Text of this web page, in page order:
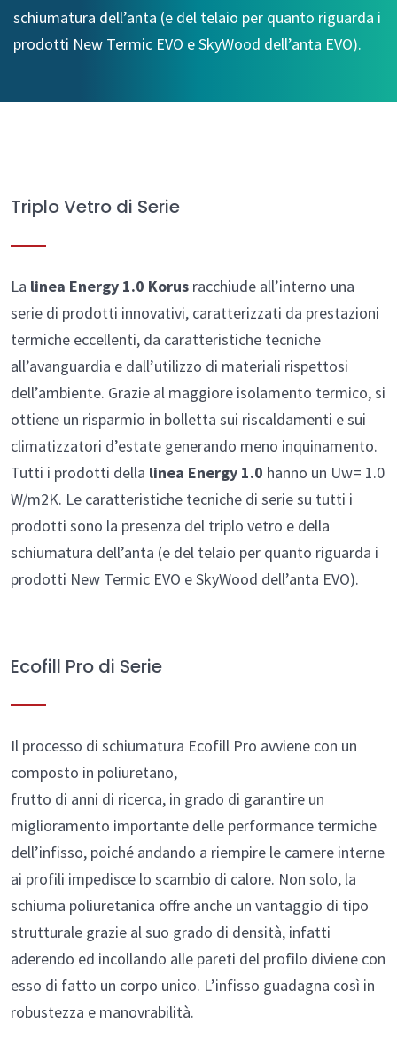
schiumatura dell’anta (e del telaio per quanto riguarda i
prodotti New Termic EVO e SkyWood dell’anta EVO).
Triplo Vetro di Serie
La linea Energy 1.0 Korus racchiude all’interno una
serie di prodotti innovativi, caratterizzati da prestazioni
termiche eccellenti, da caratteristiche tecniche
all’avanguardia e dall’utilizzo di materiali rispettosi
dell’ambiente. Grazie al maggiore isolamento termico, si
ottiene un risparmio in bolletta sui riscaldamenti e sui
climatizzatori d’estate generando meno inquinamento.
Tutti i prodotti della linea Energy 1.0 hanno un Uw= 1.0
W/m2K. Le caratteristiche tecniche di serie su tutti i
prodotti sono la presenza del triplo vetro e della
schiumatura dell’anta (e del telaio per quanto riguarda i
prodotti New Termic EVO e SkyWood dell’anta EVO).
Ecofill Pro di Serie
Il processo di schiumatura Ecofill Pro avviene con un
composto in poliuretano,
frutto di anni di ricerca, in grado di garantire un
miglioramento importante delle performance termiche
dell’infisso, poiché andando a riempire le camere interne
ai profili impedisce lo scambio di calore. Non solo, la
schiuma poliuretanica offre anche un vantaggio di tipo
strutturale grazie al suo grado di densità, infatti
aderendo ed incollando alle pareti del profilo diviene con
esso di fatto un corpo unico. L’infisso guadagna così in
robustezza e manovrabilità.